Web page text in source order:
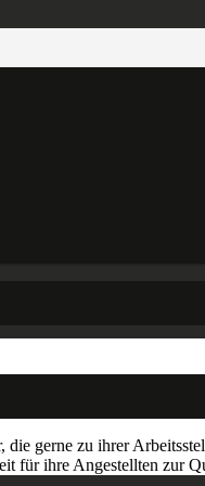
gerne zu ihrer
für ihre Angestellten zur